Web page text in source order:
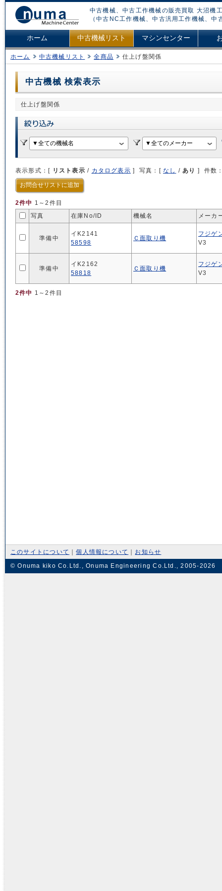
中古機械、中古工作機械の販売買取 大沼機
（中古NC工作機械、中古汎用工作機械、
ホーム 中古機械リスト マシンセンター
ホーム 中古機械リスト 全商品 仕上げ盤関係
中古機械 検索表示
仕上げ盤関係
表示形式：[ リスト表示 / カタログ表示 ] 写真：[ なし / あり ] 件数
お問合せリストに追加
2件中 1～2件目
写真
在庫No/ID 機械名 メーカ
2件中 1～2件目
準備中
イK2141
58598
Ｃ面取り機
フジゲ
V3
準備中
イK2162
58818
Ｃ面取り機
フジゲ
V3
このサイトについて ｜個人情報について
お知らせ
© Onuma kiko Co.Ltd., Onuma Engineering Co.Ltd., 2005-2026